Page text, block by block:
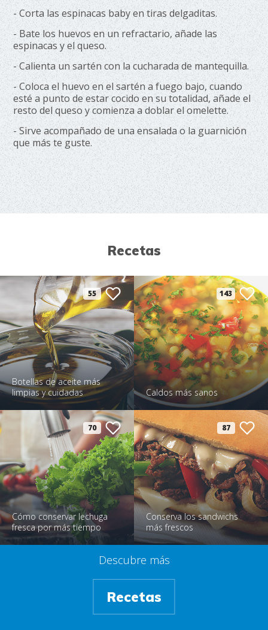
- Corta las espinacas baby en tiras delgaditas.
- Bate los huevos en un refractario, añade las
espinacas y el queso.
- Calienta un sartén con la cucharada de mantequilla.
- Coloca el huevo en el sartén a fuego bajo, cuando
esté a punto de estar cocido en su totalidad, añade el
resto del queso y comienza a doblar el omelette.
- Sirve acompañado de una ensalada o la guarnición
que más te guste.
Recetas
55
Botellas de aceite más
limpias y cuidadas
143
Caldos más sanos
70
Cómo conservar lechuga
fresca por más tiempo
87
Conserva los sandwichs
más frescos
Descubre más
Recetas